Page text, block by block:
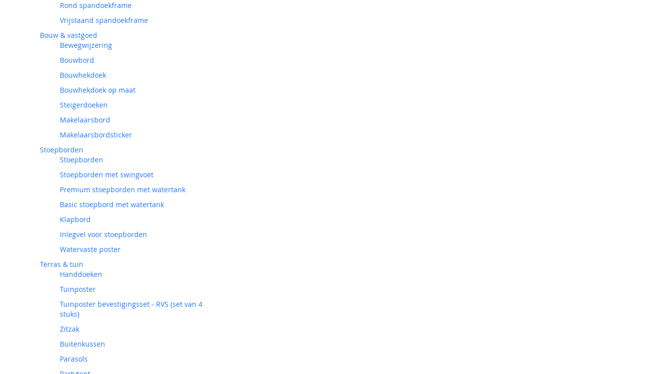
Rond spandoekframe
Vrijstaand spandoekframe
Bouw & vastgoed
Bewegwijzering
Bouwbord
Bouwhekdoek
Bouwhekdoek op maat
Steigerdoeken
Makelaarsbord
Makelaarsbordsticker
Stoepborden
Stoepborden
Stoepborden met swingvoet
Premium stoepborden met watertank
Basic stoepbord met watertank
Klapbord
Inlegvel voor stoepborden
Watervaste poster
Terras & tuin
Handdoeken
Tuinposter
Tuinposter bevestigingsset - RVS (set van 4
stuks)
Zitzak
Buitenkussen
Parasols